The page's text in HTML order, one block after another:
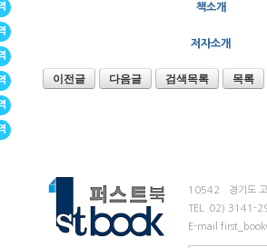
책소개
저자소개
이전글 다음글 검색목록 목록
10542 경기도
TEL. 02) 3141-
E-mail